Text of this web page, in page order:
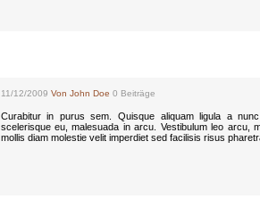
11/12/2009 Von John Doe 0 Beiträge
Curabitur in purus sem. Quisque aliquam ligula a
scelerisque eu, malesuada in arcu. Vestibulum leo arcu,
mollis diam molestie velit imperdiet sed facilisis risus